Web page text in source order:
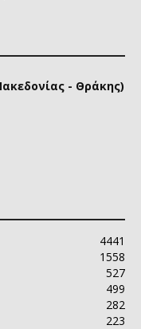
- Θράκης)
4441
1558
527
499
282
223